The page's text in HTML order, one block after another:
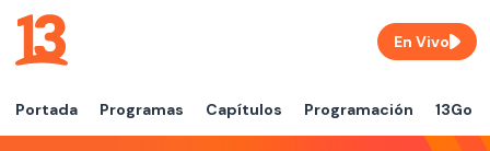
Portada Programas Capítulos Programación 13Go
En Vivo